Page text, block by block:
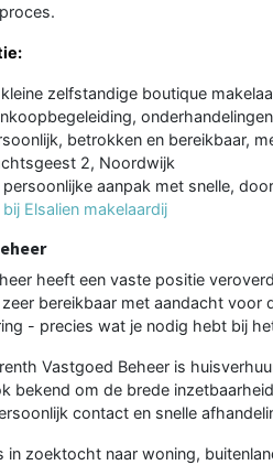
zelfstandige boutique
betrokken en bereikbaar,
2, Noordwijk
aanpak met snelle,
Elsalien makelaardij
heeft een vaste positie
bereikbaar met aandacht
- precies wat je nodig hebt bij
Vastgoed Beheer is
bekend om de brede
contact en snelle
in zoektocht naar woning,